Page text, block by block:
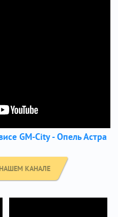
GM-City - Опель Астра
КАНАЛЕ